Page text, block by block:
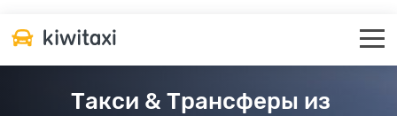
Такси & Трансферы из